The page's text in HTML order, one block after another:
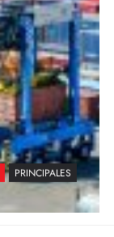
PRINCIPALES